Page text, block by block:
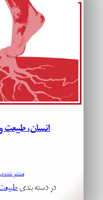
انسان،
منتشر شده در تاریخ ۲
در دسته بندی